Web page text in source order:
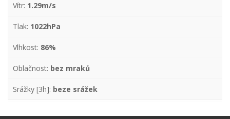
Vítr: 1.29m/s
Tlak: 1022hPa
Vlhkost: 86%
Oblačnost: bez mraků
Srážky [3h]: beze srážek